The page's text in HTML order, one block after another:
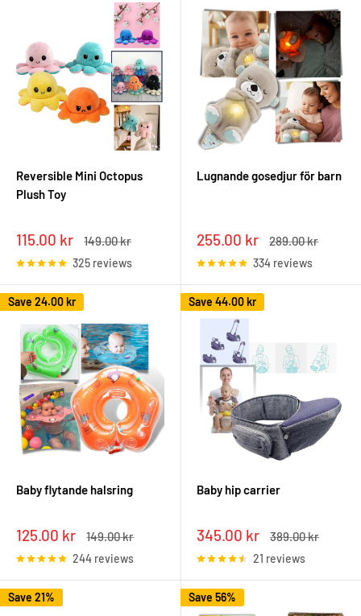
Reversible Mini Octopus
Plush Toy
Sale
price
115.00 kr
Regular
149.00 kr
325 reviews
Lugnande gosedjur för barn
Sale
price
255.00 kr
Regular
289.00 kr
334 reviews
Save 24.00 kr
Baby flytande halsring
Sale
price
125.00 kr
Regular
149.00 kr
244 reviews
Save 44.00 kr
Baby hip carrier
Sale
price
345.00 kr
Regular
389.00 kr
21 reviews
Save 21% Save 56%